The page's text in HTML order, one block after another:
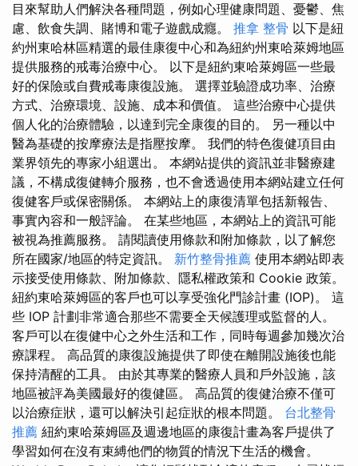
目來幫助人們解決各種問題，例如心理健康問題、憂鬱、焦
慮、飲食失調、賭博和電子遊戲成癮。 推拿 整骨 以下是紐
約州東哈林區精選的最佳康復中心和為紐約州東哈萊姆地區
提供服務的戒毒治療中心。 以下是紐約東哈萊姆區一些最
好的保險或自費戒毒康復設施。 選擇並驗證成功率、治療
方式、治療環境、設施、成本和價值。 這些治療中心提供
個人化的治療體驗，以達到完全康復的目的。 另一種以中
醫為基礎的按摩療法是指壓按摩。 我們的特色復健項目由
業界領先的專家小組選出。 本網站提供的資訊並非醫療建
議，不構成復健轉介服務，也不會透過使用本網站建立任何
復健客戶或保密關係。 本網站上的康復清單包括新報告、
事實內容和一般評論。 在某些地區，本網站上的資訊可能
被視為推薦服務。 請閱讀使用條款和附加條款，以了解您
所在國家/地區的特定資訊。 新竹整骨推薦 使用本網站即表
示接受使用條款、附加條款、隱私權政策和 Cookie 政策。
紐約東哈萊姆區的客戶也可以享受強化門診計畫 (IOP)。 這
些 IOP 計劃非常適合那些不需要全天候護理或監督的人。
客戶可以在復健中心之外生活和工作，同時每週參加幾次治
療課程。 高品質的康復設施提供了即使在離開設施後也能
保持清醒的工具。 由於其專業的醫療人員和戶外設施，該
地區被評為美國最好的復健區。 高品質的復健治療不僅可
以治療症狀，還可以解決引起症狀的根本問題。 台北整骨
推薦 紐約東哈萊姆區及週邊地區的康復計畫為客戶提供了
學習如何在沒有束縛他們的物質的情況下生活的機會。